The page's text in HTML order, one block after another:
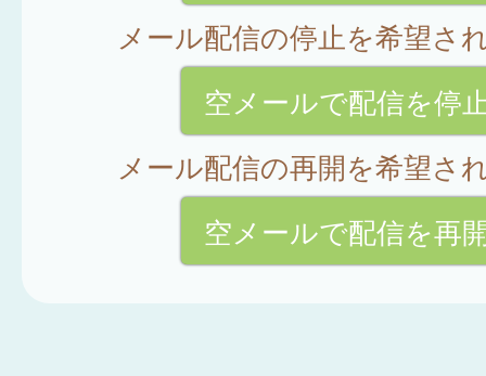
メール配信の停止を希望さ
空メールで配信を停
メール配信の再開を希望さ
空メールで配信を再